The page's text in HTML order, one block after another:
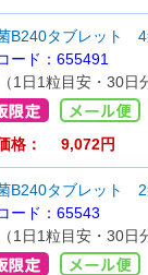
B240タブレット
ード：655491
1日1粒目安・30日
格： 9,072円
B240タブレット
ード：65543
1日1粒目安・30日